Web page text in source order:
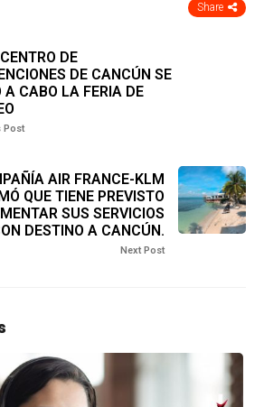
Share
DE
DE CANCÚN SE
A CABO LA FERIA DE
Post
AIR FRANCE-KLM
QUE TIENE PREVISTO
SUS SERVICIOS
DESTINO A CANCÚN.
Next Post